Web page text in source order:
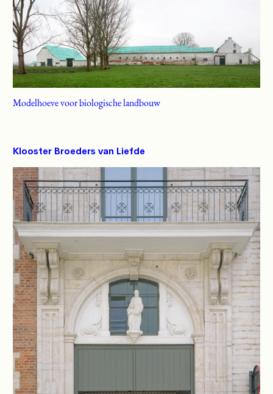
Modelhoeve voor biologische landbouw
Klooster Broeders van Liefde